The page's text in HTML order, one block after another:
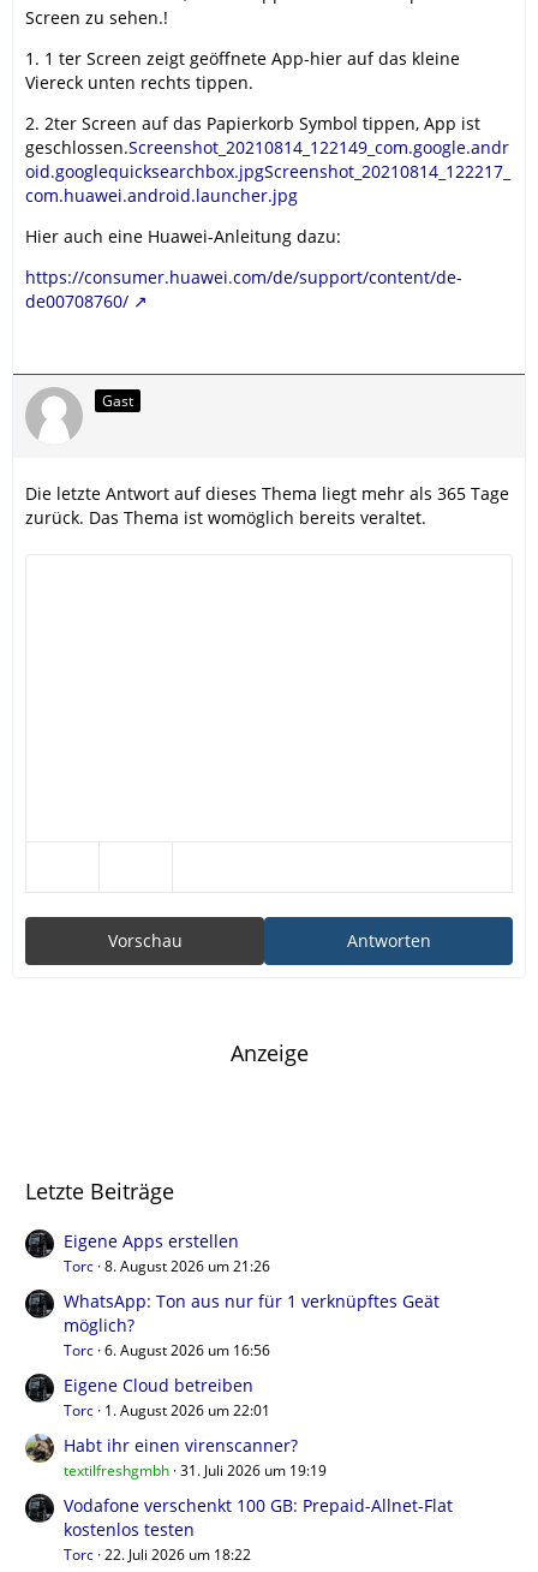
Screen zu sehen.!
1. 1 ter Screen zeigt geöffnete App-hier auf das kleine
Viereck unten rechts tippen.
2. 2ter Screen auf das Papierkorb Symbol tippen, App ist
geschlossen.Screenshot_20210814_122149_com.google.andr
oid.googlequicksearchbox.jpgScreenshot_20210814_122217_
com.huawei.android.launcher.jpg
Hier auch eine Huawei-Anleitung dazu:
https://consumer.huawei.com/de/support/content/de-
de00708760/
Gast
Die letzte Antwort auf dieses Thema liegt mehr als 365 Tage
zurück. Das Thema ist womöglich bereits veraltet.
Antworten
Vorschau
Anzeige
Letzte Beiträge
Eigene Apps erstellen
Torc 8. August 2026 um 21:26
WhatsApp: Ton aus nur für 1 verknüpftes Geät
möglich?
Torc 6. August 2026 um 16:56
Eigene Cloud betreiben
Torc 1. August 2026 um 22:01
Habt ihr einen virenscanner?
textilfreshgmbh 31. Juli 2026 um 19:19
Vodafone verschenkt 100 GB: Prepaid-Allnet-Flat
kostenlos testen
Torc 22. Juli 2026 um 18:22